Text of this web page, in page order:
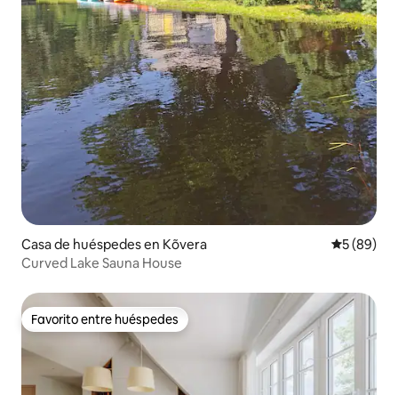
Casa de huéspedes en Kõvera
5 (89)
Curved Lake Sauna House
Favorito entre huéspedes
Favorito entre huéspedes